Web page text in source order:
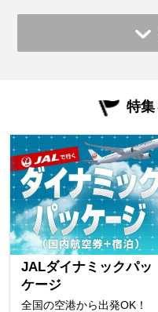
特
JALダイナミックパッ
ケージ
全国の空港から出発OK！